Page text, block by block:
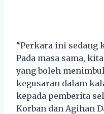
“Perkara ini sedang
Pada masa sama,
yang boleh
kegusaran dalam
kepada pemberita
Korban dan Agihan